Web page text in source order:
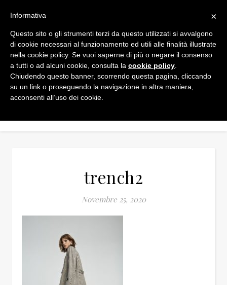
trench2
Novembre 25, 2020
×
Informativa
Questo sito o gli strumenti terzi da questo utilizzati si avvalgono
di cookie necessari al funzionamento ed utili alle finalità illustrate
nella cookie policy. Se vuoi saperne di più o negare il consenso
a tutti o ad alcuni cookie, consulta la cookie policy
Chiudendo questo banner, scorrendo questa pagina, cliccando
su un link o proseguendo la navigazione in altra maniera,
acconsenti all’uso dei cookie.